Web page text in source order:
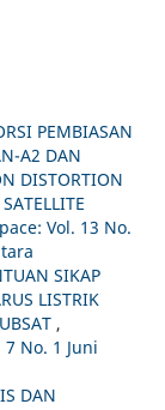
PEMBIASAN
A2 DAN
DISTORTION
Vol. 13 No.
SIKAP
LISTRIK
,
No. 1 Juni
DAN